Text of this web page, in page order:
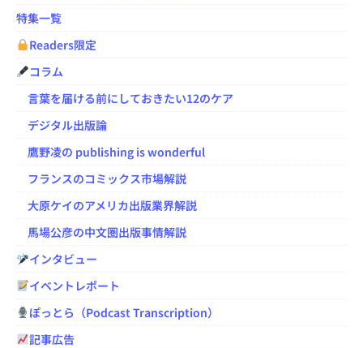
特集一覧
Readers限定
コラム
言葉を届ける前にしておきたい12のケア
デジタル出版論
鷹野凌の publishing is wonderful
フランスのコミックス市場解説
大原ケイのアメリカ出版業界解説
馬場公彦の中文圏出版事情解説
インタビュー
イベントレポート
ぽっとら（Podcast Transcription）
記事広告